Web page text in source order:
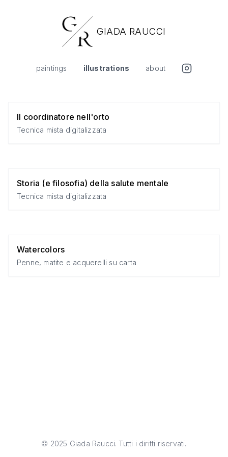
GIADA RAUCCI
paintings illustrations about
Il coordinatore nell'orto
Tecnica mista digitalizzata
Storia (e filosofia) della salute mentale
Tecnica mista digitalizzata
Watercolors
Penne, matite e acquerelli su carta
© 2025 Giada Raucci. Tutti i diritti riservati.